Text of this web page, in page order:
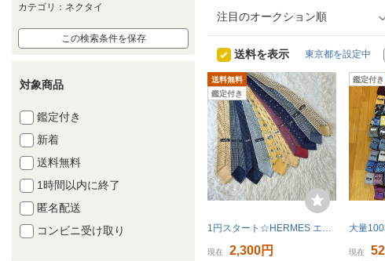
カテゴリ：ネクタイ
この検索条件を保存
対象商品
鑑定付き
新着
送料無料
1時間以内に終了
匿名配送
コンビニ受け取り
注目のオークション順
送料を表示 東京都を設定中
送料無料
鑑定付き
1円スタート☆HERMES エルメス ネクタイ まとめ売り 10点セット シルク100 vintage ヴィンテージ 総柄 H柄 花 スカーフ柄 等
現在 2,300円
鑑定付き
現在